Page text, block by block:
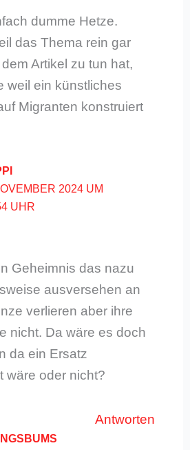
dumme Hetze.
das Thema rein gar
Artikel zu tun hat,
weil ein künstliches
Migranten konstruiert
2024 UM
UHR
Geheimnis das nazu
ausversehen an
verlieren aber ihre
nicht. Da wäre es doch
da ein Ersatz
wäre oder nicht?
Antworten